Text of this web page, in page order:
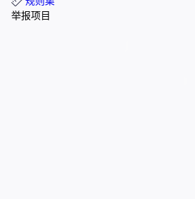
举报项目